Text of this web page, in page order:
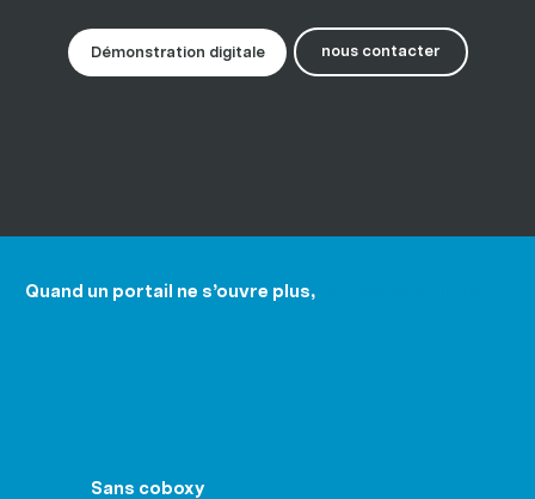
Démonstration digitale nous contacter
Sans coboxy
Quand un portail ne s’ouvre plus,